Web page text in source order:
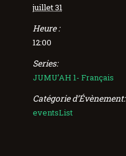
juillet 31
Heure :
12:00
Series:
JUMU’AH 1- Français
Catégorie d’Évènement:
eventsList